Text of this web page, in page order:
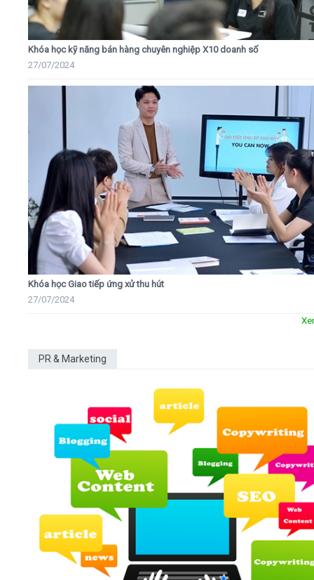
Khóa học kỹ năng bán hàng chuyên nghiệp X10 doanh số
27/07/2024
Khóa học Giao tiếp ứng xử thu hút
27/07/2024
PR & Marketing